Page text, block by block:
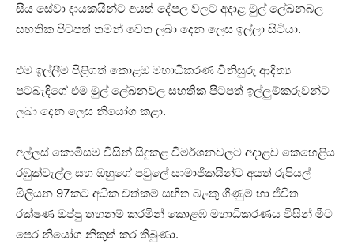
සිය සේවා දායකයින්ට අයත් දේපල වලට අදාළ මුල් ලේඛනබල
සහතික පිටපත් තමන් වෙත ලබා දෙන ලෙස ඉල්ලා සිටියා.
එම ඉල්ලීම පිළිගත් කොළඹ මහාධිකරණ විනිසුරු ආදිත්‍ය
පටබැඳිගේ එම මුල් ලේඛනවල සහතික පිටපත් ඉල්ලුම්කරුවන්ට
ලබා දෙන ලෙස නියෝග කළා.
අල්ලස් කොමිසම විසින් සිදුකළ විමර්ශනවලට අදාළව කෙහෙළිය
රඹුක්වැල්ල සහ ඔහුගේ පවුලේ සාමාජිකයින්ට අයත් රුපියල්
මිලියන 97කට අධික වත්කම් සහිත බැංකු ගිණුම් හා ජීවිත
රක්ෂණ ඔප්පු තහනම් කරමින් කොළඹ මහාධිකරණය විසින් මීට
පෙර නියෝග නිකුත් කර තිබුණා.